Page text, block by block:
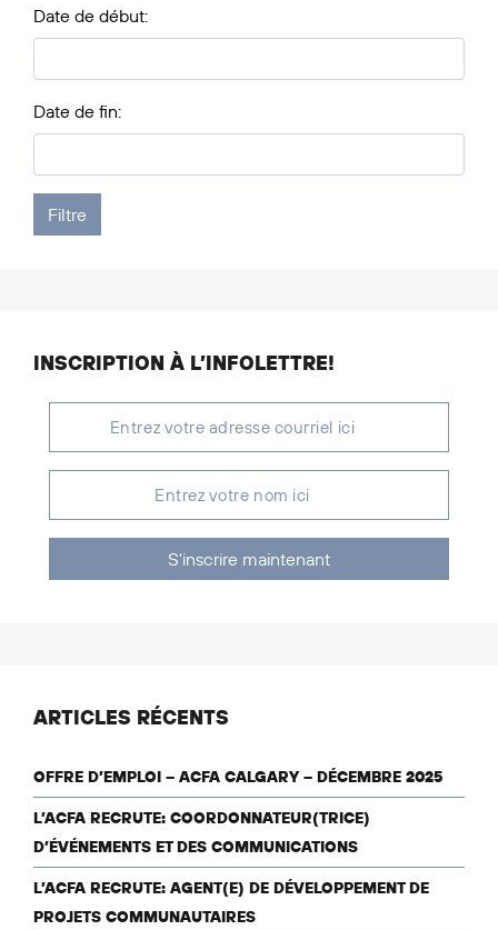
Date de début:
Date de fin:
INSCRIPTION À L’INFOLETTRE!
S'inscrire maintenant
ARTICLES RÉCENTS
OFFRE D’EMPLOI – ACFA CALGARY – DÉCEMBRE 2025
L’ACFA RECRUTE: COORDONNATEUR(TRICE)
D’ÉVÉNEMENTS ET DES COMMUNICATIONS
L’ACFA RECRUTE: AGENT(E) DE DÉVELOPPEMENT DE
PROJETS COMMUNAUTAIRES